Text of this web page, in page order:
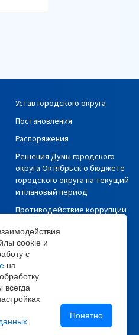
cookie и
с
на
Понятно
Устав городского округа
Постановления
Распоряжения
Решения Думы городского
округа Октябрьск о бюджете
городского округа на текущий
и плановый период
Противодействие коррупции
Сведения об исполнении
бюджета
Информация о доходах,
расходах, заработной плате
Муниципальные закупки
Профилактика
правонарушений